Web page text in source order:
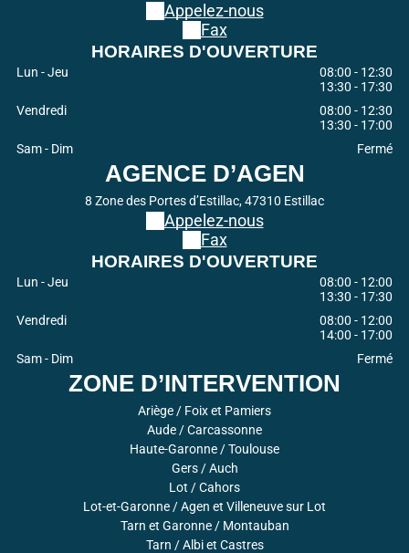
Appelez-nous
Fax
HORAIRES D'OUVERTURE
Lun - Jeu 08:00 - 12:30
13:30 - 17:30
Vendredi
08:00 - 12:30
13:30 - 17:00
Sam - Dim
Fermé
AGENCE D’AGEN
8 Zone des Portes d’Estillac, 47310 Estillac
Appelez-nous
Fax
HORAIRES D'OUVERTURE
Lun - Jeu 08:00 - 12:00
13:30 - 17:30
Vendredi
08:00 - 12:00
14:00 - 17:00
Sam - Dim
Fermé
ZONE D’INTERVENTION
Ariège / Foix et Pamiers
Aude / Carcassonne
Haute-Garonne / Toulouse
Gers / Auch
Lot / Cahors
Lot-et-Garonne / Agen et Villeneuve sur Lot
Tarn et Garonne / Montauban
Tarn / Albi et Castres